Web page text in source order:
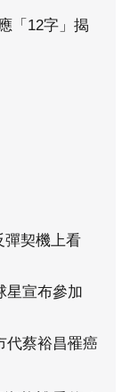
「12字」揭
彈契機上看
星宣布參加
代蔡裕昌罹癌